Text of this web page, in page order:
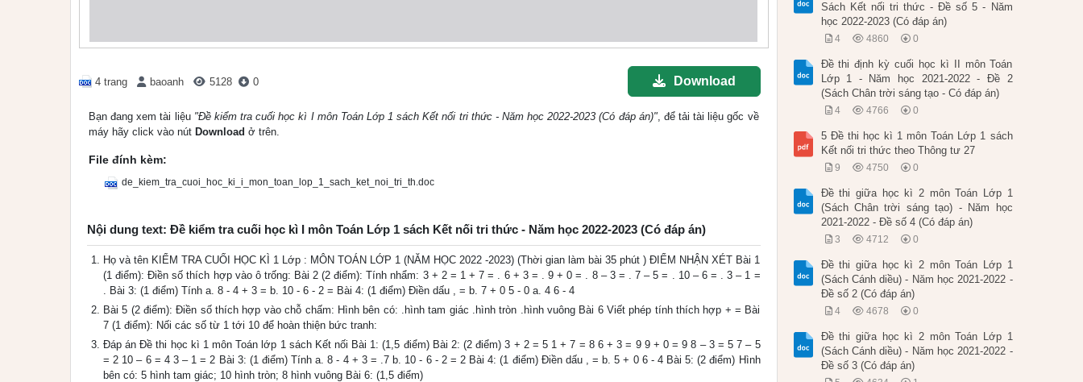
4 trang baoanh 5128 0 Download
Bạn đang xem tài liệu "Đề kiểm tra cuối học kì I môn Toán Lớp 1 sách Kết nối tri thức - Năm học 2022-2023 (Có đáp án)", để tải tài liệu gốc về
máy hãy click vào nút Download ở trên.
File đính kèm:
de_kiem_tra_cuoi_hoc_ki_i_mon_toan_lop_1_sach_ket_noi_tri_th.doc
Nội dung text: Đề kiểm tra cuối học kì I môn Toán Lớp 1 sách Kết nối tri thức - Năm học 2022-2023 (Có đáp án)
Họ và tên KIỂM TRA CUỐI HỌC KÌ 1 Lớp : MÔN TOÁN LỚP 1 (NĂM HỌC 2022 -2023) (Thời gian làm bài 35 phút ) ĐIỂM NHẬN XÉT Bài 1
(1 điểm): Điền số thích hợp vào ô trống: Bài 2 (2 điểm): Tính nhẩm: 3 + 2 = 1 + 7 = . 6 + 3 = . 9 + 0 = . 8 – 3 = . 7 – 5 = . 10 – 6 = . 3 – 1 =
. Bài 3: (1 điểm) Tính a. 8 - 4 + 3 = b. 10 - 6 - 2 = Bài 4: (1 điểm) Điền dấu , = b. 7 + 0 5 - 0 a. 4 6 - 4
Bài 5 (2 điểm): Điền số thích hợp vào chỗ chấm: Hình bên có: .hình tam giác .hình tròn .hình vuông Bài 6 Viết phép tính thích hợp + = Bài
7 (1 điểm): Nối các số từ 1 tới 10 để hoàn thiện bức tranh:
Đáp án Đề thi học kì 1 môn Toán lớp 1 sách Kết nối Bài 1: (1,5 điểm) Bài 2: (2 điểm) 3 + 2 = 5 1 + 7 = 8 6 + 3 = 9 9 + 0 = 9 8 – 3 = 5 7 – 5
= 2 10 – 6 = 4 3 – 1 = 2 Bài 3: (1 điểm) Tính a. 8 - 4 + 3 = .7 b. 10 - 6 - 2 = 2 Bài 4: (1 điểm) Điền dấu , = b. 5 + 0 6 - 4 Bài 5: (2 điểm) Hình
bên có: 5 hình tam giác; 10 hình tròn; 8 hình vuông Bài 6: (1,5 điểm)
Sách Kết nối tri thức - Đề số 5 - Năm
học 2022-2023 (Có đáp án)
4 4860 0
Đề thi định kỳ cuối học kì II môn Toán
Lớp 1 - Năm học 2021-2022 - Đề 2
(Sách Chân trời sáng tạo - Có đáp án)
4 4766 0
5 Đề thi học kì 1 môn Toán Lớp 1 sách
Kết nối tri thức theo Thông tư 27
9 4750 0
Đề thi giữa học kì 2 môn Toán Lớp 1
(Sách Chân trời sáng tạo) - Năm học
2021-2022 - Đề số 4 (Có đáp án)
3 4712 0
Đề thi giữa học kì 2 môn Toán Lớp 1
(Sách Cánh diều) - Năm học 2021-2022 -
Đề số 2 (Có đáp án)
4 4678 0
Đề thi giữa học kì 2 môn Toán Lớp 1
(Sách Cánh diều) - Năm học 2021-2022 -
Đề số 3 (Có đáp án)